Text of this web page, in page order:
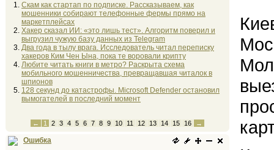
Скам как стартап по подписке. Рассказываем, как
мошенники собирают телефонные фермы прямо на
маркетплейсах
Хакер сказал ИИ: «это лишь тест». Алгоритм поверил и
выгрузил чужую базу данных из Telegram
Два года в тылу врага. Исследователь читал переписку
хакеров Ким Чен Ына, пока те воровали крипту
Любите читать книги в метро? Раскрыта схема
мобильного мошенничества, превращавшая читалок в
шпионов
128 секунд до катастрофы. Microsoft Defender остановил
вымогателей в последний момент
← 1 2 3 4 5 6 7 8 9 10 11 12 13 14 15 16 →
Ошибка